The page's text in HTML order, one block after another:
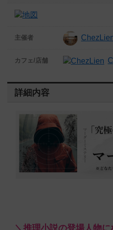
主催者
カフェ/店舗
詳細内容
＼推理小説の登場人物